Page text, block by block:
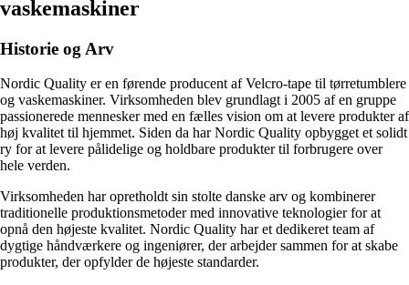
vaskemaskiner
Historie og Arv
Nordic Quality er en førende producent af Velcro-tape til tørretumblere
og vaskemaskiner. Virksomheden blev grundlagt i 2005 af en gruppe
passionerede mennesker med en fælles vision om at levere produkter af
høj kvalitet til hjemmet. Siden da har Nordic Quality opbygget et solidt
ry for at levere pålidelige og holdbare produkter til forbrugere over
hele verden.
Virksomheden har opretholdt sin stolte danske arv og kombinerer
traditionelle produktionsmetoder med innovative teknologier for at
opnå den højeste kvalitet. Nordic Quality har et dedikeret team af
dygtige håndværkere og ingeniører, der arbejder sammen for at skabe
produkter, der opfylder de højeste standarder.